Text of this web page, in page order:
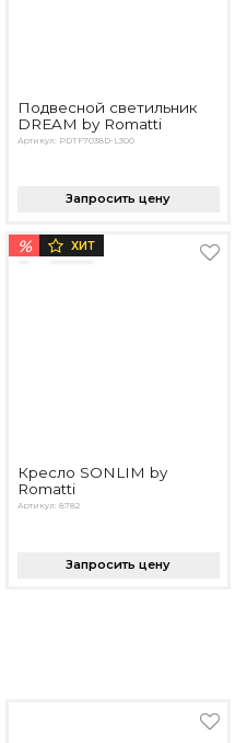
Подвесной светильник
DREAM by Romatti
Артикул: PDTF7038D-L300
Запросить цену
% ХИТ
Кресло SONLIM by
Romatti
Артикул: 8782
Запросить цену